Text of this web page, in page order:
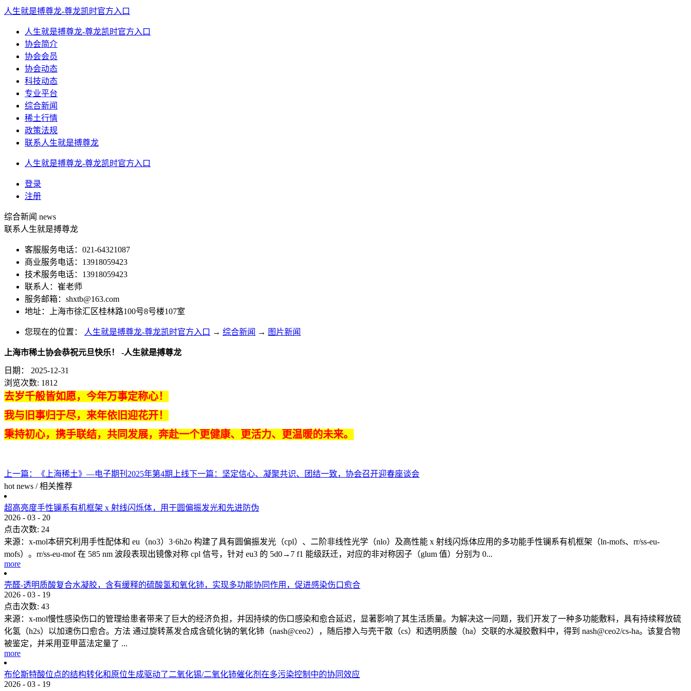
人生就是搏尊龙-尊龙凯时官方入口
人生就是搏尊龙-尊龙凯时官方入口
协会简介
协会会员
协会动态
科技动态
专业平台
综合新闻
稀土行情
政策法规
联系人生就是搏尊龙
人生就是搏尊龙-尊龙凯时官方入口
登录
注册
综合新闻 news
联系人生就是搏尊龙
客服服务电话：021-64321087
商业服务电话：13918059423
技术服务电话：13918059423
联系人：崔老师
服务邮箱： shxtb@163.com
地址：上海市徐汇区桂林路100号8号楼107室
您现在的位置： 人生就是搏尊龙-尊龙凯时官方入口 → 综合新闻 → 图片新闻
上海市稀土协会恭祝元旦快乐！ -人生就是搏尊龙
日期：
2025-12-31
浏览次数: 1812
去岁千般皆如愿，今年万事定称心！
我与旧事归于尽，来年依旧迎花开！
秉持初心，携手联结，共同发展，奔赴一个更健康、更活力、更温暖的未来。
上一篇： 《上海稀土》—电子期刊2025年第4期上线下一篇： 坚定信心、凝聚共识、团结一致，协会召开迎春座谈会
hot news / 相关推荐
超高亮度手性镧系有机框架 x 射线闪烁体，用于圆偏振发光和先进防伪
2026 - 03 - 20
点击次数: 24
来源：x-mol本研究利用手性配体和 eu（no3）3·6h2o 构建了具有圆偏振发光（cpl）、二阶非线性光学（nlo）及高性能 x 射线闪烁体应用的多功能手性镧系有机框架（ln-mofs、rr/ss-eu-
mofs）。rr/ss-eu-mof 在 585 nm 波段表现出镜像对称 cpl 信号，针对 eu3 的 5d0→7 f1 能级跃迁，对应的非对称因子（glum 值）分别为 0...
more
壳醛-透明质酸复合水凝胶，含有缓释的硫酸氢和氧化铈，实现多功能协同作用，促进感染伤口愈合
2026 - 03 - 19
点击次数: 43
来源：x-mol慢性感染伤口的管理给患者带来了巨大的经济负担，并因持续的伤口感染和愈合延迟，显著影响了其生活质量。为解决这一问题，我们开发了一种多功能敷料，具有持续释放硫
化氢（h2s）以加速伤口愈合。方法 通过旋转蒸发合成含硫化钠的氧化铈（nash@ceo2），随后掺入与壳干散（cs）和透明质酸（ha）交联的水凝胶敷料中，得到 nash@ceo2/cs-ha。该复合物
被鉴定，并采用亚甲蓝法定量了 ...
more
布伦斯特酸位点的结构转化和原位生成驱动了二氧化锡/二氧化铈催化剂在多污染控制中的协同效应
2026 - 03 - 19